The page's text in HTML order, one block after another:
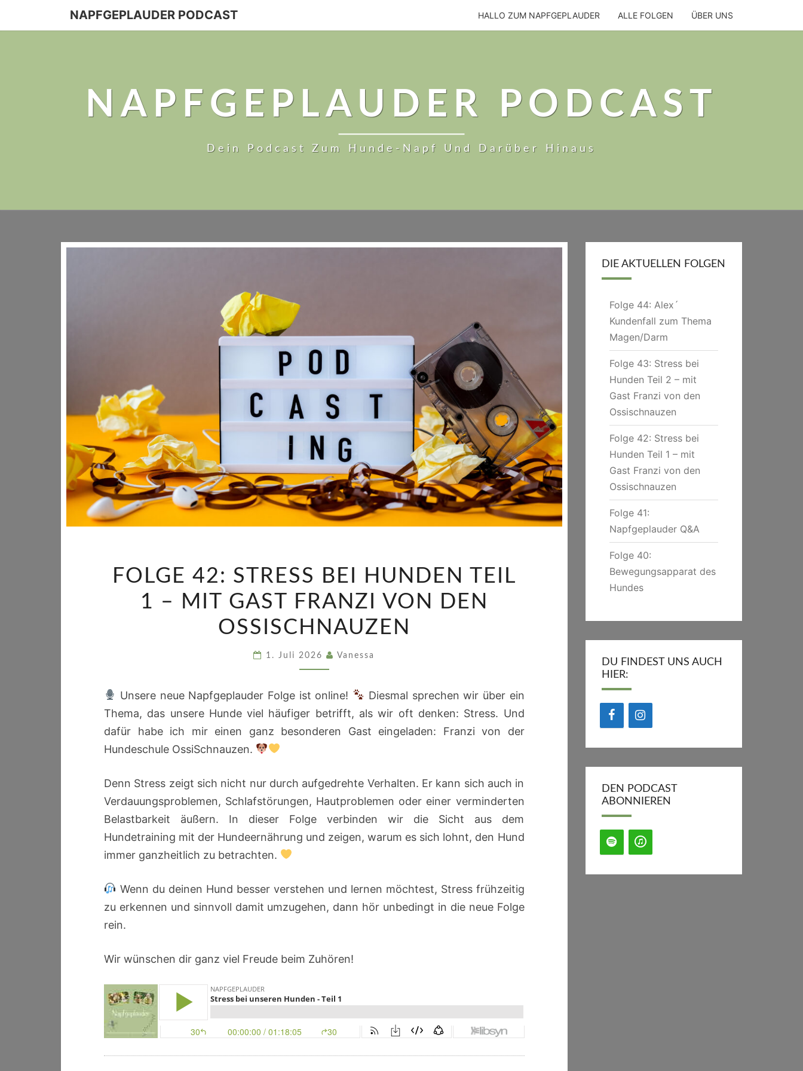
NAPFGEPLAUDER PODCAST HALLO ZUM NAPFGEPLAUDER ALLE FOLGEN ÜBER UNS
NAPFGEPLAUDER PODCAST
Dein Podcast Zum Hunde-Napf Und Darüber Hinaus
42:
STRESS
HUNDEN
TEIL
1
MIT
GAST
FRANZI
OSSISCHNAUZEN
FOLGE 42: STRESS BEI HUNDEN TEIL
1 – MIT GAST FRANZI VON DEN
OSSISCHNAUZEN
1. Juli 2026 Vanessa
Unsere neue Napfgeplauder Folge ist online!
Diesmal sprechen wir über ein
Thema, das unsere Hunde viel häufiger betrifft, als wir oft denken: Stress. Und
dafür habe ich mir einen ganz besonderen Gast eingeladen: Franzi von der
Hundeschule OssiSchnauzen.
Denn Stress zeigt sich nicht nur durch aufgedrehte Verhalten. Er kann sich auch in
Verdauungsproblemen, Schlafstörungen, Hautproblemen oder einer verminderten
Belastbarkeit äußern. In dieser Folge verbinden wir die Sicht aus dem
Hundetraining mit der Hundeernährung und zeigen, warum es sich lohnt, den Hund
immer ganzheitlich zu betrachten.
Wenn du deinen Hund besser verstehen und lernen möchtest, Stress frühzeitig
zu erkennen und sinnvoll damit umzugehen, dann hör unbedingt in die neue Folge
rein.
Wir wünschen dir ganz viel Freude beim Zuhören!
DIE AKTUELLEN FOLGEN
Folge 44: Alex´
Kundenfall zum Thema
Magen/Darm
Folge 43: Stress bei
Hunden Teil 2 – mit
Gast Franzi von den
Ossischnauzen
Folge 42: Stress bei
Hunden Teil 1 – mit
Gast Franzi von den
Ossischnauzen
Folge 41:
Napfgeplauder Q&A
Folge 40:
Bewegungsapparat des
Hundes
DU FINDEST UNS AUCH
HIER:
DEN PODCAST
ABONNIEREN